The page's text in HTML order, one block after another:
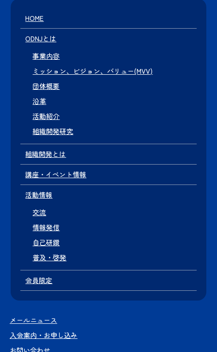
HOME
ODNJとは
事業内容
ミッション、ビジョン、バリュー(MVV)
団体概要
沿革
活動紹介
組織開発研究
組織開発とは
講座・イベント情報
活動情報
交流
情報発信
自己研鑽
普及・啓発
会員限定
メールニュース
入会案内・お申し込み
お問い合わせ